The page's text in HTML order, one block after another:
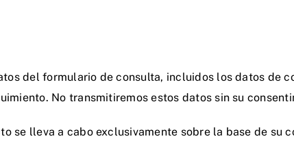
del formulario de consulta, incluidos los datos de
No transmitiremos estos datos sin su
se lleva a cabo exclusivamente sobre la base de su